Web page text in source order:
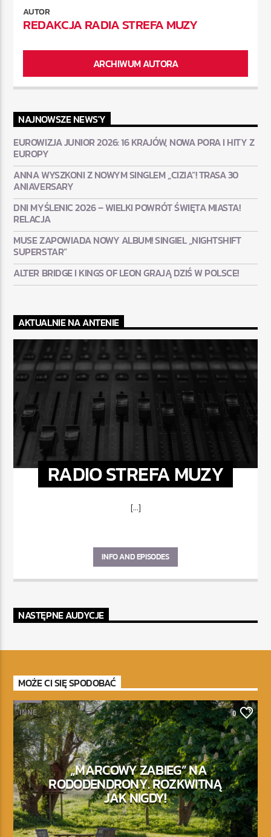
AUTOR
REDAKCJA RADIA STREFA MUZY
ARCHIWUM AUTORA
NAJNOWSZE NEWS'Y
EUROWIZJA JUNIOR 2026: 16 KRAJÓW, NOWA PORA I HITY Z
EUROPY
ANNA WYSZKONI Z NOWYM SINGLEM „CIZIA”! TRASA 30
ANIAVERSARY
DNI MYŚLENIC 2026 – WIELKI POWRÓT ŚWIĘTA MIASTA!
RELACJA
MUSE ZAPOWIADA NOWY ALBUM! SINGIEL „NIGHTSHIFT
SUPERSTAR”
ALTER BRIDGE I KINGS OF LEON GRAJĄ DZIŚ W POLSCE!
AKTUALNIE NA ANTENIE
RADIO STREFA MUZY
[...]
INFO AND EPISODES
NASTĘPNE AUDYCJE
MOŻE CI SIĘ SPODOBAĆ
INNE 0
„MARCOWY ZABIEG” NA
RODODENDRONY. ROZKWITNĄ
JAK NIGDY!